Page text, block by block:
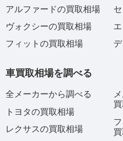
アルファードの買取相場
ヴォクシーの買取相場
フィットの買取相場
車買取相場を調べる
全メーカーから調べる
トヨタの買取相場
レクサスの買取相場